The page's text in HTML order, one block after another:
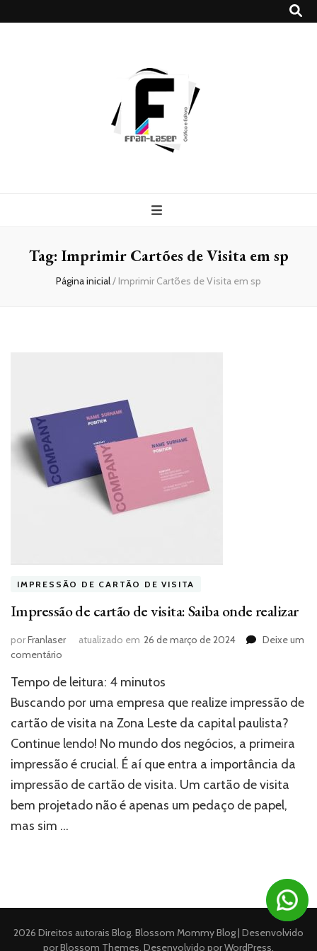
Tag: Imprimir Cartões de Visita em sp
Página inicial/ Imprimir Cartões de Visita em sp
IMPRESSÃO DE CARTÃO DE VISITA
Impressão de cartão de visita: Saiba onde realizar
porFranlaser atualizado em 26 de março de 2024
Deixe um
comentário
de
cartão
de
visita:
Saiba
onde
realizar
Tempo de leitura: 4 minutos
Buscando por uma empresa que realize impressão de
cartão de visita na Zona Leste da capital paulista?
Continue lendo! No mundo dos negócios, a primeira
impressão é crucial. É aí que entra a importância da
impressão de cartão de visita. Um cartão de visita
bem projetado não é apenas um pedaço de papel,
mas sim …
2026 Direitos autorais Blog. Blossom Mommy Blog | Desenvolvido
porBlossom Themes. Desenvolvido porWordPress.